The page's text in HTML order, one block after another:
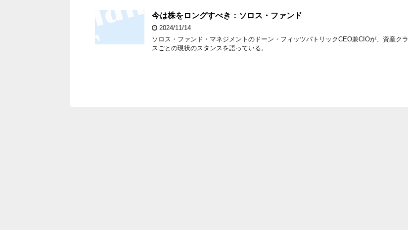
今は株をロングすべき：ソロス・ファンド
2024/11/14
ソロス・ファンド・マネジメントのドーン・フィッツパトリックCEO兼CIOが、資産クラ
スごとの現状のスタンスを語っている。